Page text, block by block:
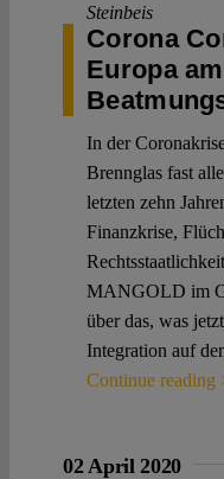
Steinbeis
Corona
Europa am
In der
Brennglas fast
letzten zehn
Finanzkrise,
MANGOLD im
über das, was
Integration auf
Continue reading
02 April 2020